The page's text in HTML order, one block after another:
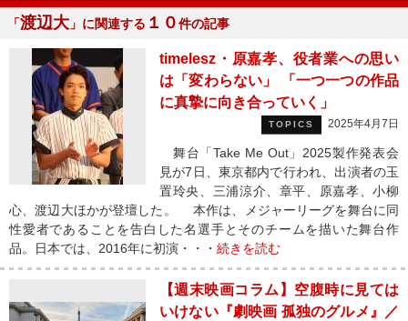
「渡辺大 」に関連する １０件の記事
timelesz・原嘉孝、役者業への思い
は「変わらない」 「一つ一つの作品
に真摯に向き合っていく」
TOPICS 2025年4月7日
舞台「Take Me Out」2025製作発表会
見が7日、東京都内で行われ、出演者の玉
置玲央、三浦涼介、章平、原嘉孝、小柳
心、渡辺大ほかが登壇した。 本作は、メジャーリーグを舞台に同
性愛者であることを告白した名選手とそのチームを描いた舞台作
品。日本では、2016年に初演・・・ 続きを読む
【週末映画コラム】空腹時に見ては
いけない『劇映画 孤独のグルメ』／